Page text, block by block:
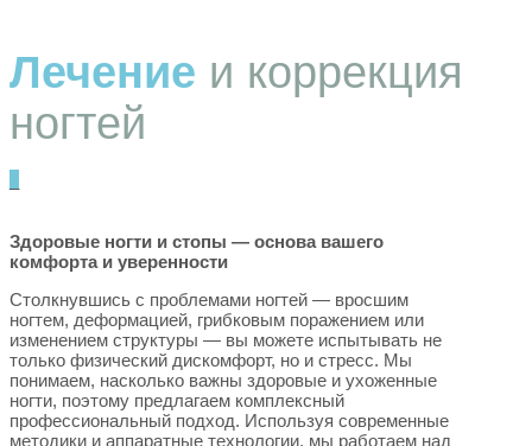
Лечение и коррекция
ногтей
Здоровые ногти и стопы — основа вашего
комфорта и уверенности
Столкнувшись с проблемами ногтей — вросшим
ногтем, деформацией, грибковым поражением или
изменением структуры — вы можете испытывать не
только физический дискомфорт, но и стресс. Мы
понимаем, насколько важны здоровые и ухоженные
ногти, поэтому предлагаем комплексный
профессиональный подход. Используя современные
методики и аппаратные технологии, мы работаем над